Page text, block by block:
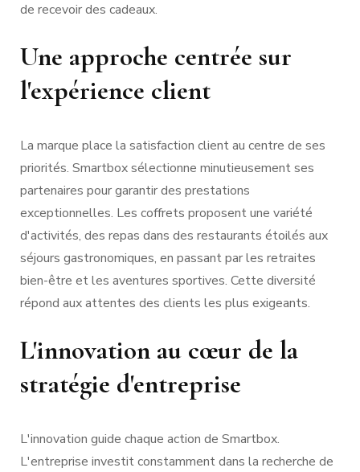
de recevoir des cadeaux.
Une approche centrée sur
l'expérience client
La marque place la satisfaction client au centre de ses
priorités. Smartbox sélectionne minutieusement ses
partenaires pour garantir des prestations
exceptionnelles. Les coffrets proposent une variété
d'activités, des repas dans des restaurants étoilés aux
séjours gastronomiques, en passant par les retraites
bien-être et les aventures sportives. Cette diversité
répond aux attentes des clients les plus exigeants.
L'innovation au cœur de la
stratégie d'entreprise
L'innovation guide chaque action de Smartbox.
L'entreprise investit constamment dans la recherche de